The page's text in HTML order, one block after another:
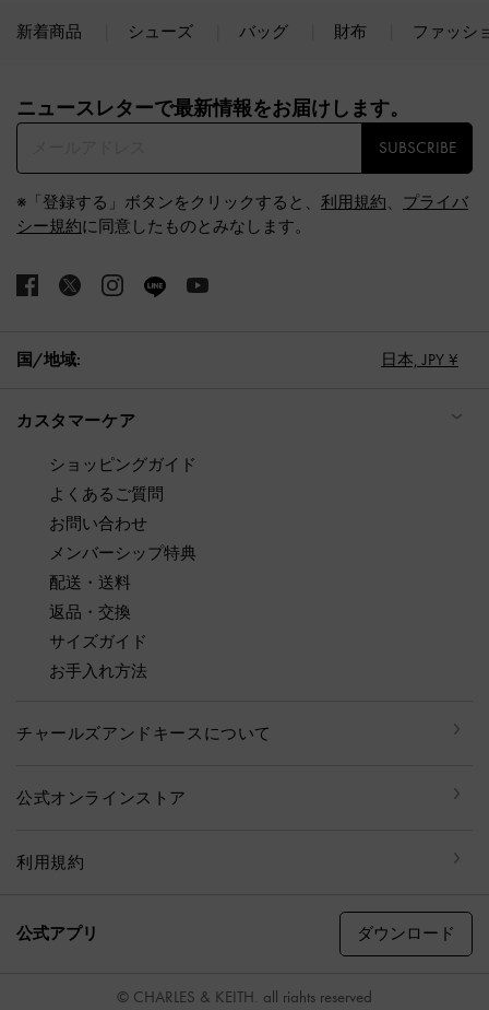
新着商品 シューズ バッグ 財布 ファッシ
ニュースレターで最新情報をお届けします。​
SUBSCRIBE
※「登録する」ボタンをクリックすると、 利用規約、 プライバ
シー規約に同意したものとみなします。
国/地域: 日本, JPY ¥
カスタマーケア
ショッピングガイド
よくあるご質問
お問い合わせ
メンバーシップ特典
配送・送料
返品・交換
サイズガイド
お手入れ方法
チャールズアンドキースについて
公式オンラインストア
利用規約
公式アプリ ダウンロード
© CHARLES & KEITH, all rights reserved